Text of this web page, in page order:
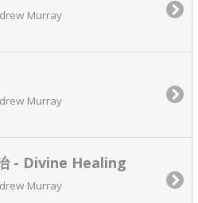
Murray
Murray
- Divine Healing
Murray